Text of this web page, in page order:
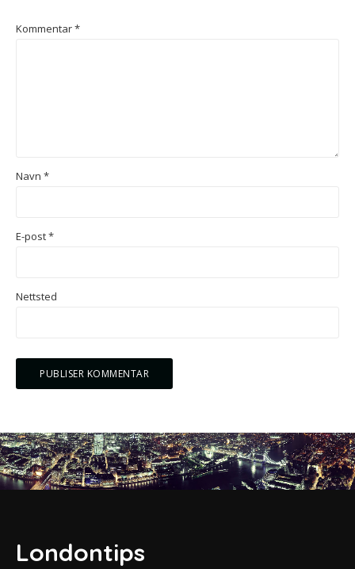
Kommentar*
Navn *
E-post*
Nettsted
Londontips